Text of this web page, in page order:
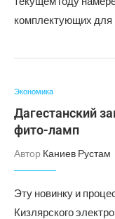
комплектующих для
Экономика
Дагестанский
фито-ламп
Автор Каниев Рустам
Эту новинку и
Кизлярского